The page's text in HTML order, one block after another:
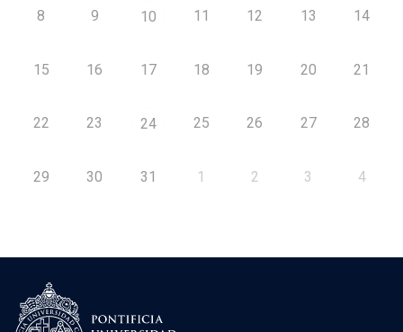
8 9 10 11 12 13 14
15 16 17 18 19 20 21
22 23 24 25 26 27 28
29 30 31 1 2 3 4